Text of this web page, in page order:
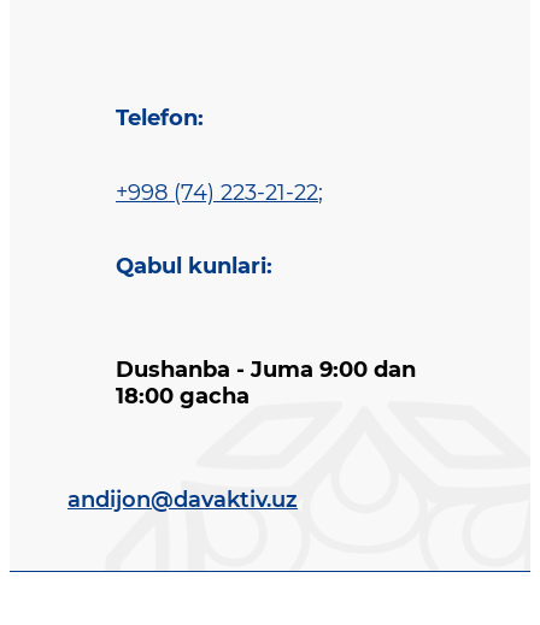
Telefon:
+998 (74) 223-21-22;
Qabul kunlari:
Dushanba - Juma 9:00 dan
18:00 gacha
andijon@davaktiv.uz